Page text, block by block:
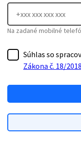
Na zadané mobilné
Súhlas so
Zákona č. 18/